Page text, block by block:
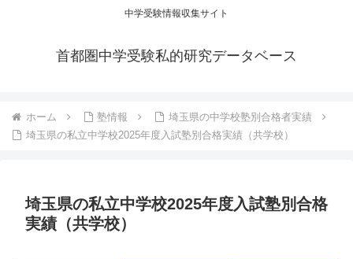
中学受験情報収集サイト
首都圏中学受験私的研究データベース
ホーム 塾情報
埼玉県の中学校塾別合格者実績
埼玉県の私立中学校2025年度入試塾別合格実績（共学校）
埼玉県の私立中学校2025年度入試塾別合格
実績（共学校）